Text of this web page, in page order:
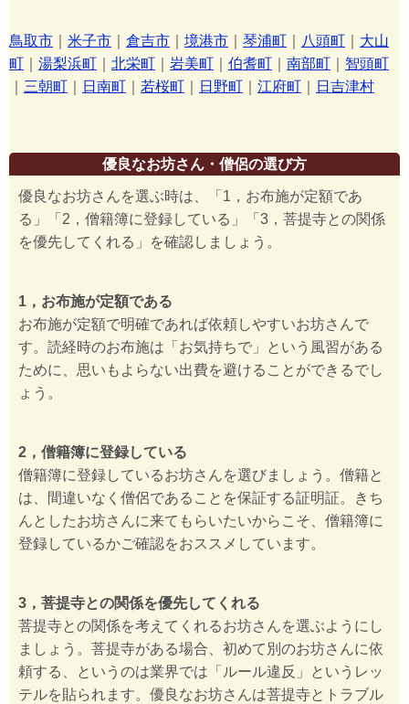
鳥取市 米子市 倉吉市 境港市 琴浦町 八頭町
大山
町
湯梨浜町 北栄町 岩美町 伯耆町 南部町
智頭町
三朝町 日南町 若桜町 日野町 江府町 日吉津村
優良なお坊さん・僧侶の選び方
優良なお坊さんを選ぶ時は、「1，お布施が定額であ
る」「2，僧籍簿に登録している」「3，菩提寺との関係
を優先してくれる」を確認しましょう。
1，お布施が定額である
お布施が定額で明確であれば依頼しやすいお坊さんで
す。読経時のお布施は「お気持ちで」という風習がある
ために、思いもよらない出費を避けることができるでし
ょう。
2，僧籍簿に登録している
僧籍簿に登録しているお坊さんを選びましょう。僧籍と
は、間違いなく僧侶であることを保証する証明証。きち
んとしたお坊さんに来てもらいたいからこそ、僧籍簿に
登録しているかご確認をおススメしています。
3，菩提寺との関係を優先してくれる
菩提寺との関係を考えてくれるお坊さんを選ぶようにし
ましょう。菩提寺がある場合、初めて別のお坊さんに依
頼する、というのは業界では「ルール違反」というレッ
テルを貼られます。優良なお坊さんは菩提寺とトラブル